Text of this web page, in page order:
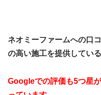
ネオミーファームへの口
の高い施工を提供している
Googleでの評価も5つ星